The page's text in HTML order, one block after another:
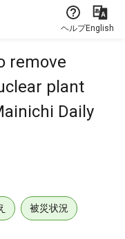
ヘルプEnglish
remove
plant
Daily
被災状況